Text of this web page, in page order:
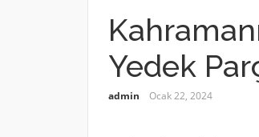
Yedek
admin Ocak 22, 2024